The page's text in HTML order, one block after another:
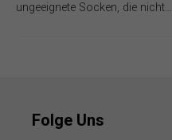
ungeeignete Socken, die nicht…
Folge Uns